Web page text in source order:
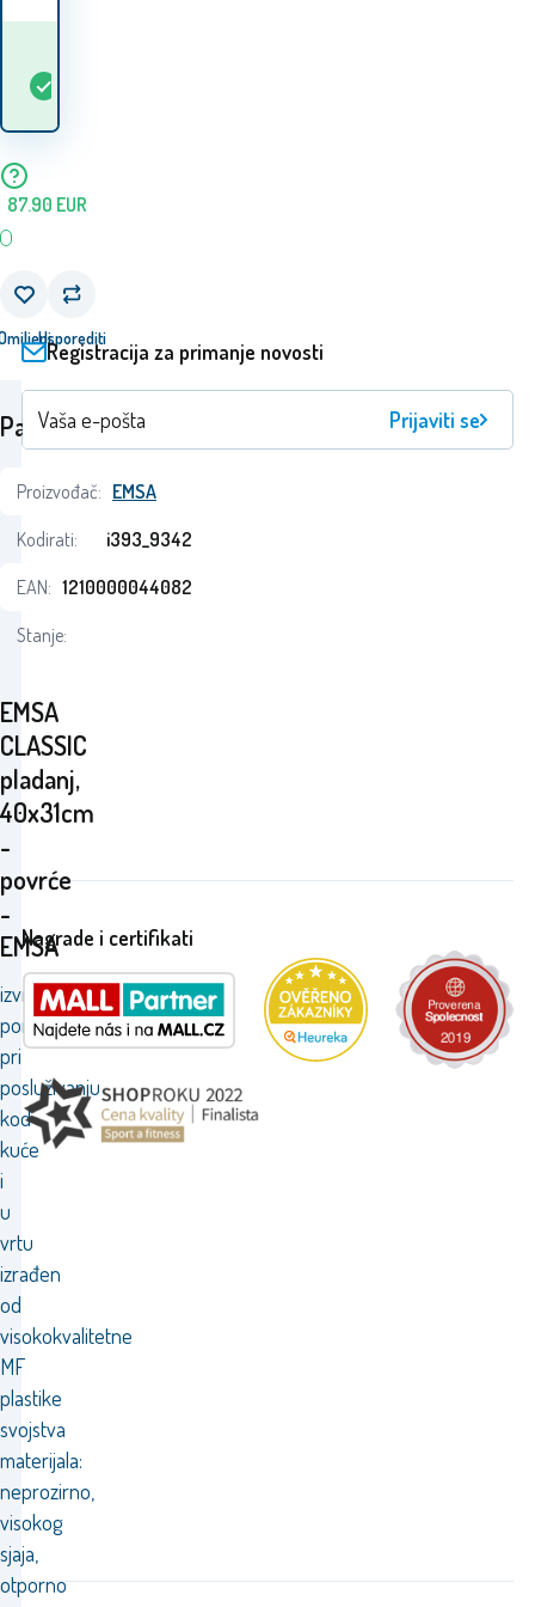
87.90 EUR
Usporediti
EMSA
CLASSIC
pladanj,
40x31cm
-
povrće
-
EMSA
izvrstan
pomoćnik
pri
posluživanju
kod
kuće
i
u
vrtu
izrađen
od
visokokvalitetne
MF
plastike
svojstva
materijala:
neprozirno,
visokog
sjaja,
otporno
Parametri
Proizvođač: EMSA
Kodirati:
i393_9342
EAN: 1210000044082
Stanje:
Registracija za primanje novosti
Prijaviti se
Nagrade i certifikati